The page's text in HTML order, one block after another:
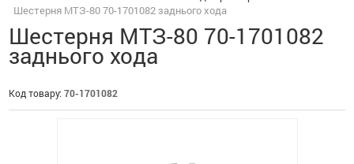
Шестерня МТЗ-80 70-1701082 заднього хода
Шестерня МТЗ-80 70-1701082
заднього хода
Код товару: 70-1701082